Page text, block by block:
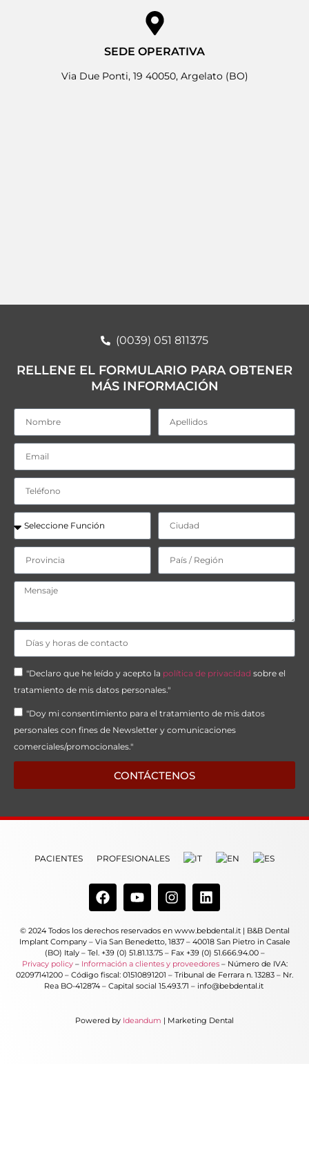
SEDE OPERATIVA
Via Due Ponti, 19 40050, Argelato (BO)
(0039) 051 811375
RELLENE EL FORMULARIO PARA OBTENER
MÁS INFORMACIÓN
"Declaro que he leído y acepto la política de privacidad sobre el
tratamiento de mis datos personales."
"Doy mi consentimiento para el tratamiento de mis datos
personales con fines de Newsletter y comunicaciones
comerciales/promocionales."
CONTÁCTENOS
PACIENTES PROFESIONALES
© 2024 Todos los derechos reservados en www.bebdental.it | B&B Dental
Implant Company – Via San Benedetto, 1837 – 40018 San Pietro in Casale
(BO) Italy – Tel. +39 (0) 51.81.13.75 – Fax +39 (0) 51.666.94.00 –
Privacy policy– Información a clientes y proveedores– Número de IVA:
02097141200 – Código fiscal: 01510891201 – Tribunal de Ferrara n. 13283 – Nr.
Rea BO-412874 – Capital social 15.493.71 – info@bebdental.it
Powered by Ideandum | Marketing Dental